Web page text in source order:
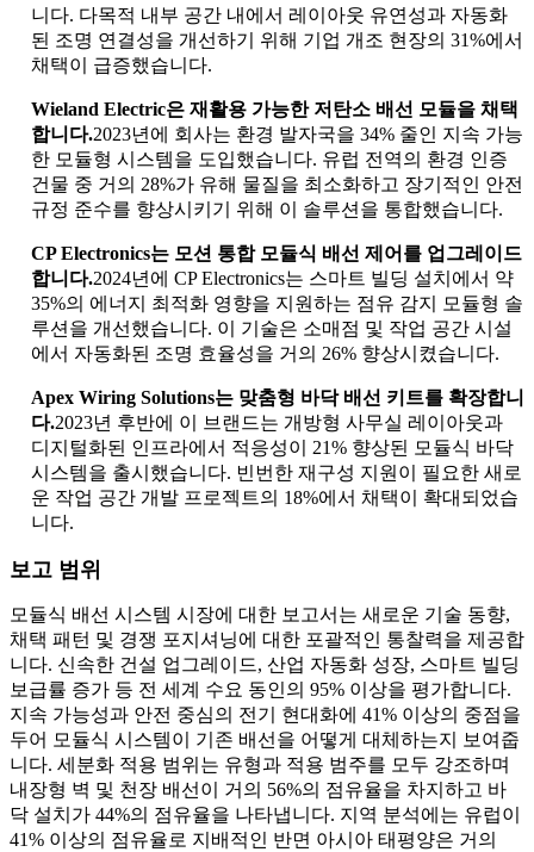
니다. 다목적 내부 공간 내에서 레이아웃 유연성과 자동화
된 조명 연결성을 개선하기 위해 기업 개조 현장의 31%에서
채택이 급증했습니다.
Wieland Electric은 재활용 가능한 저탄소 배선 모듈을 채택
합니다.2023년에 회사는 환경 발자국을 34% 줄인 지속 가능
한 모듈형 시스템을 도입했습니다. 유럽 ​​전역의 환경 인증
건물 중 거의 28%가 유해 물질을 최소화하고 장기적인 안전
규정 준수를 향상시키기 위해 이 솔루션을 통합했습니다.
CP Electronics는 모션 통합 모듈식 배선 제어를 업그레이드
합니다.2024년에 CP Electronics는 스마트 빌딩 설치에서 약
35%의 에너지 최적화 영향을 지원하는 점유 감지 모듈형 솔
루션을 개선했습니다. 이 기술은 소매점 및 작업 공간 시설
에서 자동화된 조명 효율성을 거의 26% 향상시켰습니다.
Apex Wiring Solutions는 맞춤형 바닥 배선 키트를 확장합니
다.2023년 후반에 이 브랜드는 개방형 사무실 레이아웃과
디지털화된 인프라에서 적응성이 21% 향상된 모듈식 바닥
시스템을 출시했습니다. 빈번한 재구성 지원이 필요한 새로
운 작업 공간 개발 프로젝트의 18%에서 채택이 확대되었습
니다.
보고 범위
모듈식 배선 시스템 시장에 대한 보고서는 새로운 기술 동향,
채택 패턴 및 경쟁 포지셔닝에 대한 포괄적인 통찰력을 제공합
니다. 신속한 건설 업그레이드, 산업 자동화 성장, 스마트 빌딩
보급률 증가 등 전 세계 수요 동인의 95% 이상을 평가합니다.
지속 가능성과 안전 중심의 전기 현대화에 41% 이상의 중점을
두어 모듈식 시스템이 기존 배선을 어떻게 대체하는지 보여줍
니다. 세분화 적용 범위는 유형과 적용 범주를 모두 강조하며
내장형 벽 및 천장 배선이 거의 56%의 점유율을 차지하고 바
닥 설치가 44%의 점유율을 나타냅니다. 지역 분석에는 유럽이
41% 이상의 점유율로 지배적인 반면 아시아 태평양은 거의